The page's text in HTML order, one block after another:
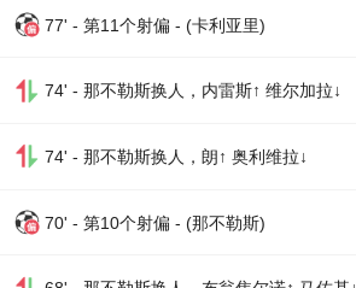
77' - 第11个射偏 - (卡利亚里)
74' - 那不勒斯换人，内雷斯↑ 维尔加拉↓
74' - 那不勒斯换人，朗↑ 奥利维拉↓
70' - 第10个射偏 - (那不勒斯)